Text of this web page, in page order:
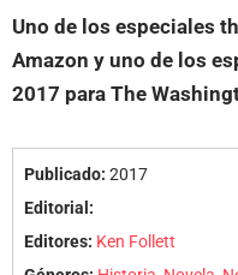
Uno de los especiales
Amazon y uno de los
2017 para The
Publicado: 2017
Editorial:
Editores: Ken Follett